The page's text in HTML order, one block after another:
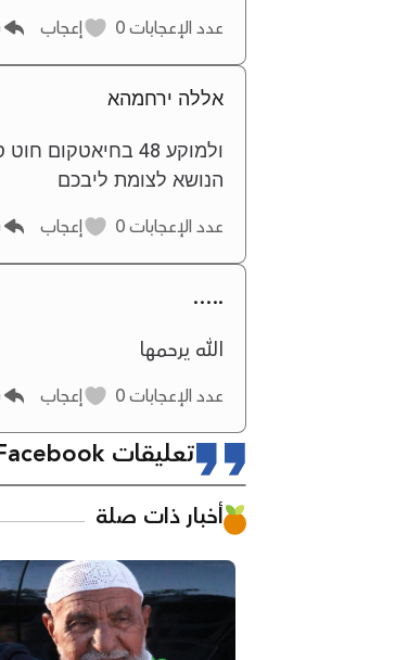
عدد الإعجابات
إعجاب
אללה ירחמהא
ולמוקע 48
הנושא לצומת ליבכם
عدد الإعجابات إعجاب
.....
الله يرحمها
عدد الإعجابات إعجاب
تعليقات Facebook
أخبار ذات صلة